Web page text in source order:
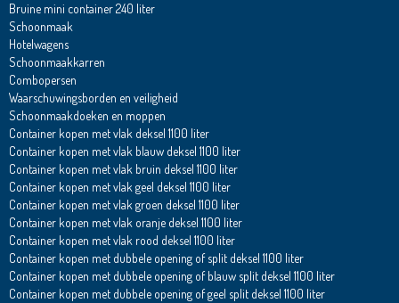
Bruine mini container 240 liter
Schoonmaak
Hotelwagens
Schoonmaakkarren
Combopersen
Waarschuwingsborden en veiligheid
Schoonmaakdoeken en moppen
Container kopen met vlak deksel 1100 liter
Container kopen met vlak blauw deksel 1100 liter
Container kopen met vlak bruin deksel 1100 liter
Container kopen met vlak geel deksel 1100 liter
Container kopen met vlak groen deksel 1100 liter
Container kopen met vlak oranje deksel 1100 liter
Container kopen met vlak rood deksel 1100 liter
Container kopen met dubbele opening of split deksel 1100 liter
Container kopen met dubbele opening of blauw split deksel 1100 liter
Container kopen met dubbele opening of geel split deksel 1100 liter